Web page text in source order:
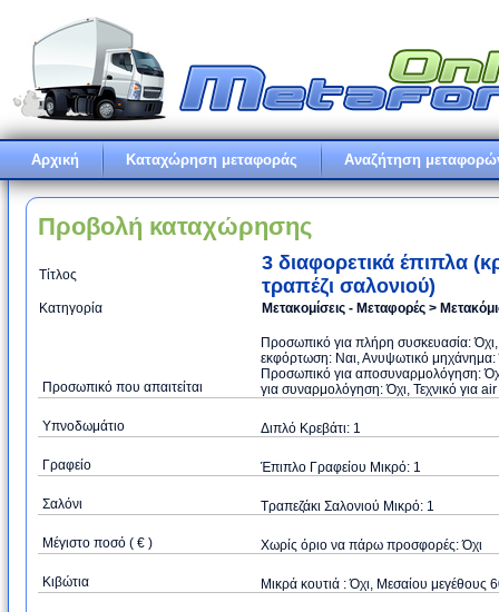
Αρχική Καταχώρηση μεταφοράς Αναζήτηση
Προβολή καταχώρησης
Τίτλος
3 διαφορετικά έπιπλα
τραπέζι σαλονιού)
Κατηγορία Μετακομίσεις - Μεταφορές >
Προσωπικό που απαιτείται
Προσωπικό για πλήρη συσκευασία:
εκφόρτωση: Ναι, Ανυψωτικό μηχάνημα:
Προσωπικό για αποσυναρμολόγηση:
για συναρμολόγηση: Όχι, Τεχνικό για
Υπνοδωμάτιο Διπλό Κρεβάτι: 1
Γραφείο Έπιπλο Γραφείου Μικρό: 1
Σαλόνι Τραπεζάκι Σαλονιού Μικρό: 1
Μέγιστο ποσό ( € ) Xωρίς όριο να πάρω προσφορές: Όχι
Κιβώτια Μικρά κουτιά : Όχι, Μεσαίου